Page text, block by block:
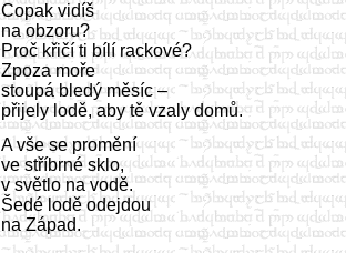
Copak vidíš
na obzoru?
Proč křičí ti bílí rackové?
Zpoza moře
stoupá bledý měsíc –
přijely lodě, aby tě vzaly domů.
A vše se promění
ve stříbrné sklo,
v světlo na vodě.
Šedé lodě odejdou
na Západ.